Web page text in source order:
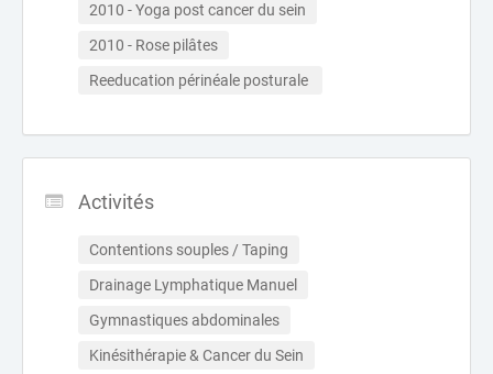
2010 - Yoga post cancer du sein
2010 - Rose pilâtes
Reeducation périnéale posturale
Activités
Contentions souples / Taping
Drainage Lymphatique Manuel
Gymnastiques abdominales
Kinésithérapie & Cancer du Sein